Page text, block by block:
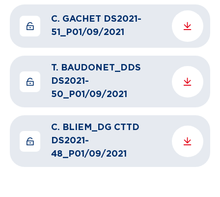
C. GACHET DS2021-
51_P01/09/2021
T. BAUDONET_DDS
DS2021-
50_P01/09/2021
C. BLIEM_DG CTTD
DS2021-
48_P01/09/2021